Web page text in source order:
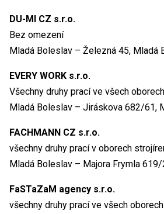
DU-MI CZ s.r.o.
Bez omezení
Mladá Boleslav – Železná 45, Mladá
EVERY WORK s.r.o.
Všechny druhy prací ve všech oborech
Mladá Boleslav – Jiráskova 682/61,
FACHMANN CZ s.r.o.
všechny druhy prací v oborech
Mladá Boleslav – Majora Frymla
FaSTaZaM agency s.r.o.
všechny druhy prací ve všech oborech